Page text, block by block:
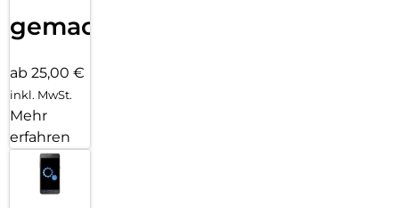
gemacht!
ab 25,00 €
inkl. MwSt.
Mehr
erfahren